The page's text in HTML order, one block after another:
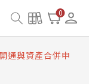
0
與書櫃開通申請
通與資產合併申